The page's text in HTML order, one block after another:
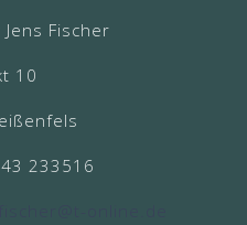
Fischer
10
233516